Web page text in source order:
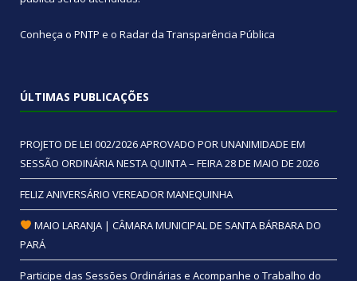
Conheça o PNTP e o Radar da Transparência Pública
ÚLTIMAS PUBLICAÇÕES
PROJETO DE LEI 002/2026 APROVADO POR UNANIMIDADE EM
SESSÃO ORDINÁRIA NESTA QUINTA – FEIRA 28 DE MAIO DE 2026
FELIZ ANIVERSÁRIO VEREADOR MANEQUINHA
MAIO LARANJA | CÂMARA MUNICIPAL DE SANTA BÁRBARA DO
PARÁ
Participe das Sessões Ordinárias e Acompanhe o Trabalho do